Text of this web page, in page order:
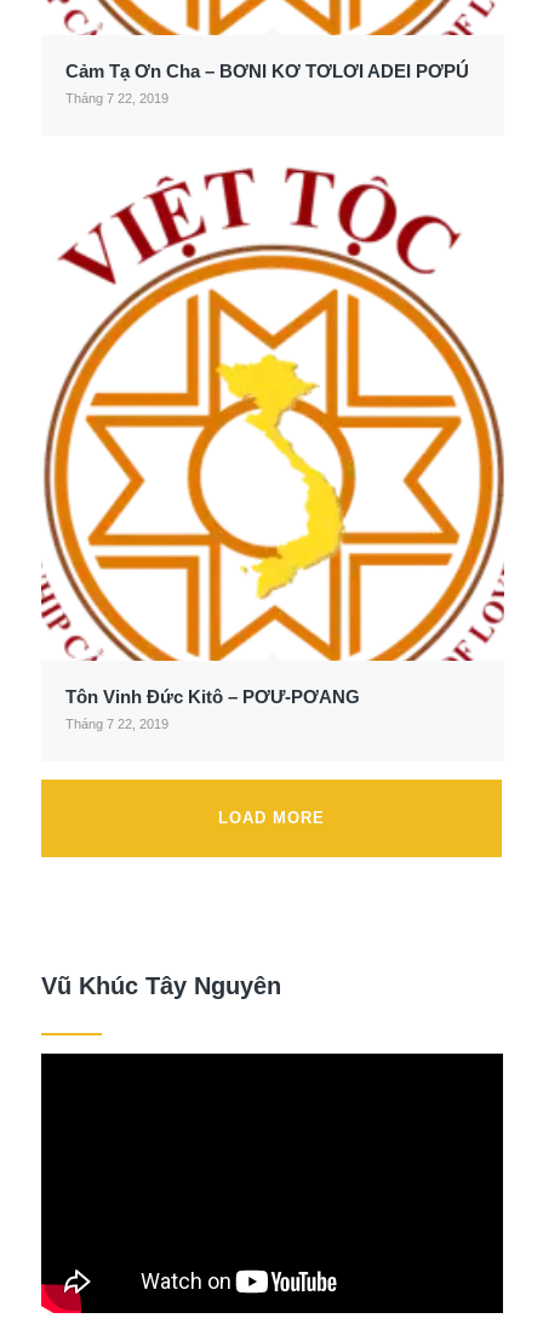
Cảm Tạ Ơn Cha – BƠNI KƠ TƠLƠI ADEI PƠPÚ
Tháng 7 22, 2019
Tôn Vinh Đức Kitô – PƠƯ-PƠANG
Tháng 7 22, 2019
LOAD MORE
Vũ Khúc Tây Nguyên